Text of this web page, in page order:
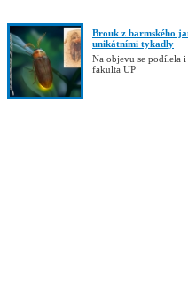
Brouk z barmského
unikátními tykadly
Na objevu se podílela
fakulta UP